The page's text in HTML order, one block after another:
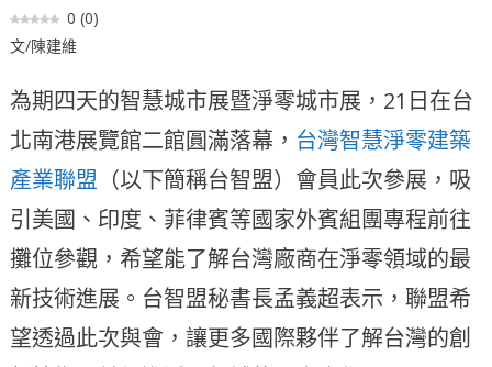
0 (0)
文/陳建維
為期四天的智慧城市展暨淨零城市展，21日在台
北南港展覽館二館圓滿落幕， 台灣智慧淨零建築
產業聯盟 （以下簡稱台智盟）會員此次參展，吸
引美國、印度、菲律賓等國家外賓組團專程前往
攤位參觀，希望能了解台灣廠商在淨零領域的最
新技術進展。台智盟秘書長孟義超表示，聯盟希
望透過此次與會，讓更多國際夥伴了解台灣的創